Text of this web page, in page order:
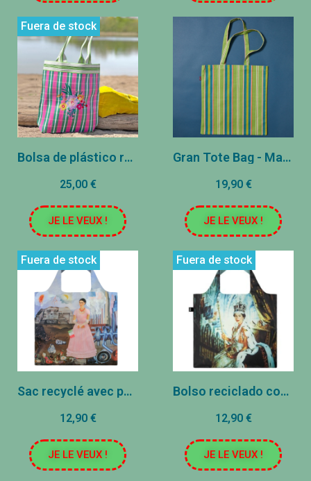
Fuera de stock
Bolsa de plástico reciclado Flor Rosa/Verde
25,00 €
JE LE VEUX !
Gran Tote Bag - Margate Green/Ziggy Green
19,90 €
JE LE VEUX !
Fuera de stock
Sac recyclé avec pochette - Frida Kahlo Autoportrait sur la frontière Mexique et Etats-Unis
12,90 €
JE LE VEUX !
Fuera de stock
Bolso reciclado con tapa - Reina Isabel II
12,90 €
JE LE VEUX !